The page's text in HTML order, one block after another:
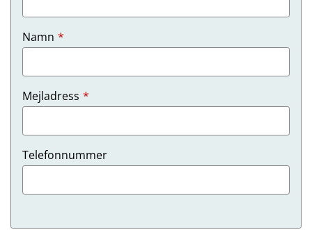
Namn
(Obligatoriskt)
Mejladress
(Obligatoriskt)
Telefonnummer